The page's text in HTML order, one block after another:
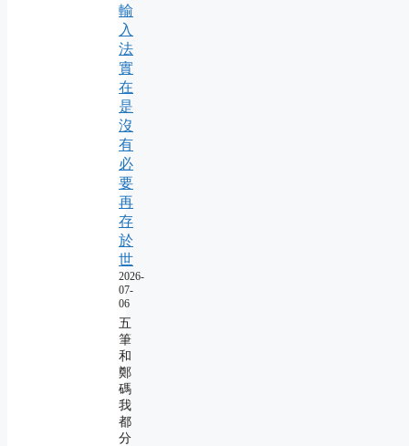
輸
入
法
實
在
是
沒
有
必
要
再
存
於
世
2026-
07-
06
五
筆
和
鄭
碼
我
都
分